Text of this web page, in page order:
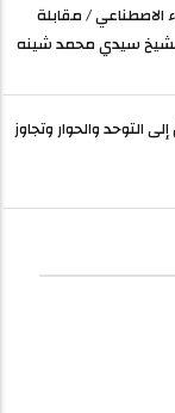
الاصطناعي / مقابلة
سيدي محمد شينه
التوحد والحوار وتجاوز